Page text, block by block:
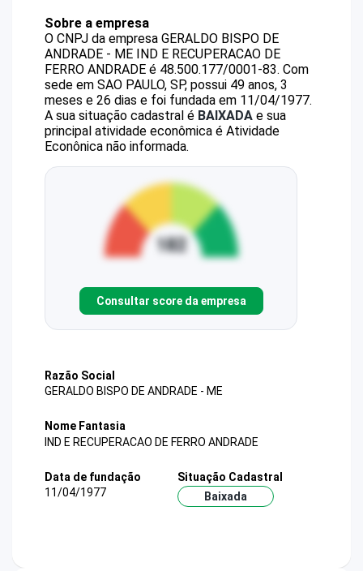
Sobre a empresa
O CNPJ da empresa GERALDO BISPO DE
ANDRADE - ME IND E RECUPERACAO DE
FERRO ANDRADE é 48.500.177/0001-83. Com
sede em SAO PAULO, SP, possui 49 anos, 3
meses e 26 dias e foi fundada em 11/04/1977.
A sua situação cadastral é BAIXADA e sua
principal atividade econômica é Atividade
Econônica não informada.
Consultar score da empresa
Razão Social
GERALDO BISPO DE ANDRADE - ME
Nome Fantasia
IND E RECUPERACAO DE FERRO ANDRADE
Data de fundação
11/04/1977
Situação Cadastral
Baixada